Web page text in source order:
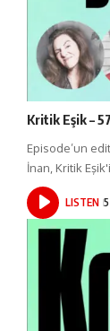
Kritik Eşik –
Episode’un
İnan, Kritik
LISTEN